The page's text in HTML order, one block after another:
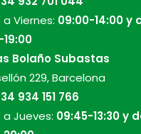
a Viernes: 09:00-14:00 y
19:00
Bolaño Subastas
229, Barcelona
934 151 766
a Jueves: 09:45-13:30 y